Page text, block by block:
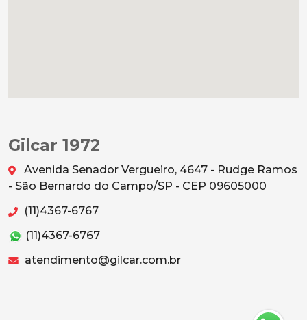
Gilcar 1972
Avenida Senador Vergueiro, 4647 - Rudge Ramos
- São Bernardo do Campo/SP - CEP 09605000
(11)4367-6767
(11)4367-6767
atendimento@gilcar.com.br